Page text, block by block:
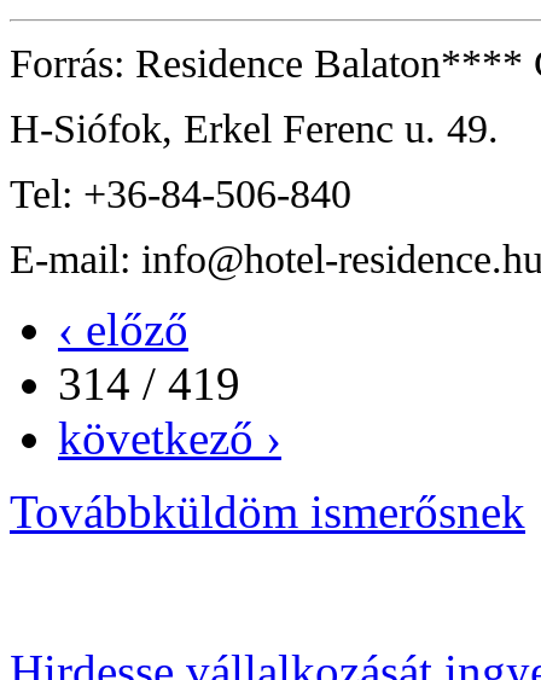
Forrás: Residence Balaton****
H-Siófok, Erkel Ferenc u. 49.
Tel: +36-84-506-840
E-mail: info@hotel-
‹ előző
314 / 419
következő ›
Továbbküldöm ismerősnek